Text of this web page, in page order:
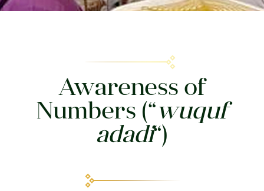
Awareness of
Numbers (“wuquf
adadi“)